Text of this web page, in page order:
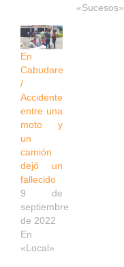
«Sucesos»
En
Cabudare
/
Accidente
entre una
moto y
un
camión
dejó un
fallecido
9 de
septiembre
de 2022
En
«Local»